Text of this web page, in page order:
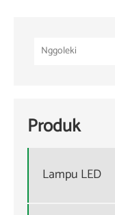
Produk
Lampu LED